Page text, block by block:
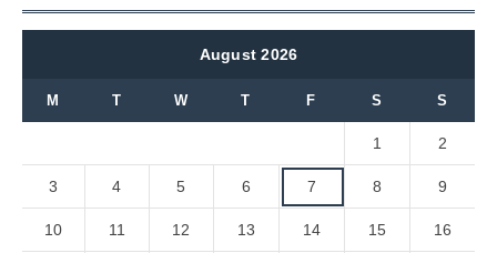
August 2026
M T W T F S S
1 2
3 4 5 6 7 8 9
10 11 12 13 14 15 16